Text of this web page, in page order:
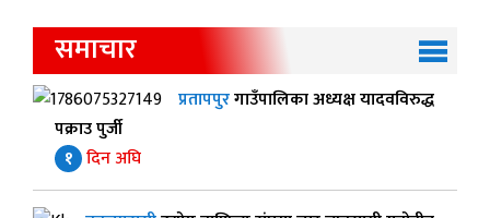
समाचार
प्रतापपुरगाउँपालिका अध्यक्ष यादवविरुद्ध
पक्राउ पुर्जी
१ दिन अघि